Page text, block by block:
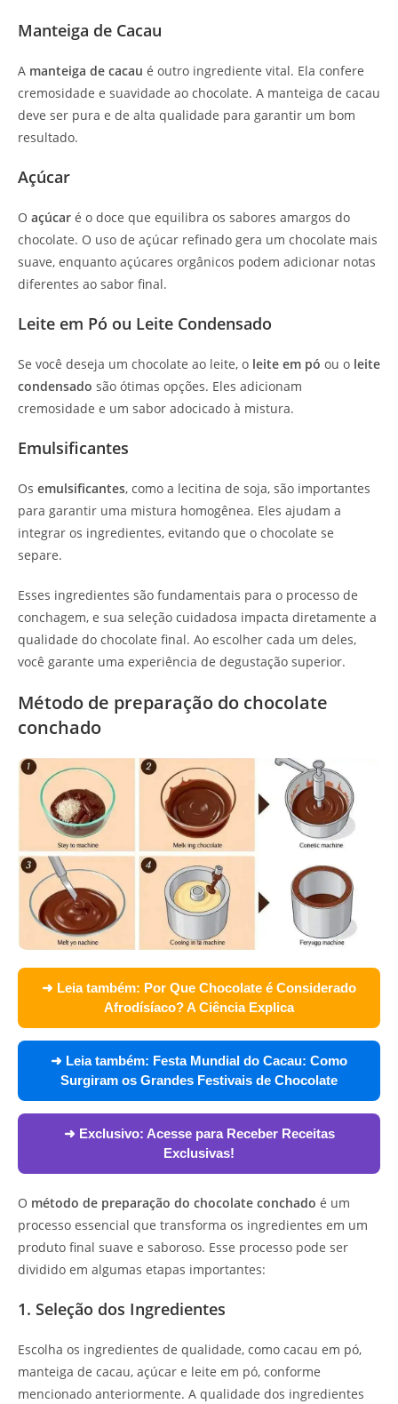
Manteiga de Cacau
A manteiga de cacau é outro ingrediente vital. Ela confere
cremosidade e suavidade ao chocolate. A manteiga de cacau
deve ser pura e de alta qualidade para garantir um bom
resultado.
Açúcar
O açúcar é o doce que equilibra os sabores amargos do
chocolate. O uso de açúcar refinado gera um chocolate mais
suave, enquanto açúcares orgânicos podem adicionar notas
diferentes ao sabor final.
Leite em Pó ou Leite Condensado
Se você deseja um chocolate ao leite, o leite em pó ou o leite
condensado são ótimas opções. Eles adicionam
cremosidade e um sabor adocicado à mistura.
Emulsificantes
Os emulsificantes, como a lecitina de soja, são importantes
para garantir uma mistura homogênea. Eles ajudam a
integrar os ingredientes, evitando que o chocolate se
separe.
Esses ingredientes são fundamentais para o processo de
conchagem, e sua seleção cuidadosa impacta diretamente a
qualidade do chocolate final. Ao escolher cada um deles,
você garante uma experiência de degustação superior.
Método de preparação do chocolate
conchado
➜ Leia também: Por Que Chocolate é Considerado
Afrodísíaco? A Ciência Explica
➜ Leia também: Festa Mundial do Cacau: Como
Surgiram os Grandes Festivais de Chocolate
➜ Exclusivo: Acesse para Receber Receitas
Exclusivas!
O método de preparação do chocolate conchado é um
processo essencial que transforma os ingredientes em um
produto final suave e saboroso. Esse processo pode ser
dividido em algumas etapas importantes:
1. Seleção dos Ingredientes
Escolha os ingredientes de qualidade, como cacau em pó,
manteiga de cacau, açúcar e leite em pó, conforme
mencionado anteriormente. A qualidade dos ingredientes